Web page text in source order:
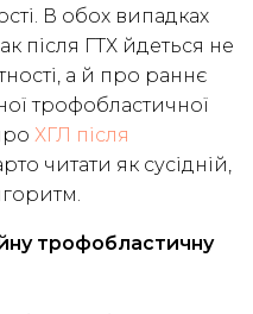
В обох випадках
після ГТХ йдеться не
а й про раннє
трофобластичної
ХГЛ після
читати як сусідній,
трофобластичну